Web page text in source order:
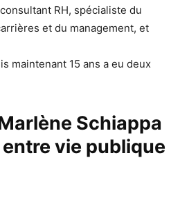
RH, spécialiste du
et du management, et
maintenant 15 ans a eu deux
Schiappa
vie publique